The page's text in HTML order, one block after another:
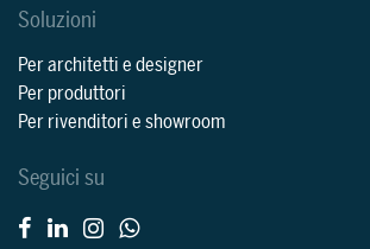
Soluzioni
Per architetti e designer
Per produttori
Per rivenditori e showroom
Seguici su